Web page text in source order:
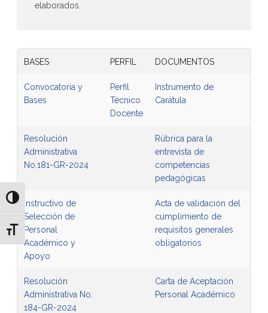
Alternar alto contraste
Alternar tamaño de letra
elaborados.
BASES PERFIL DOCUMENTOS
Convocatoria y
Bases
Perfil
Técnico
Docente
Instrumento de
Carátula
Resolución
Administrativa
No.181-GR-2024
Rúbrica para la
entrevista de
competencias
pedagógicas
Instructivo de
Selección de
Personal
Académico y
Apoyo
Acta de validación del
cumplimiento de
requisitos generales
obligatorios
Resolución
Administrativa No.
184-GR-2024
Carta de Aceptación
Personal Académico